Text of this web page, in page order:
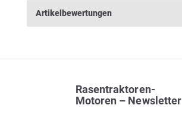
Artikelbewertungen
Rasentraktoren-
Motoren – Newsletter